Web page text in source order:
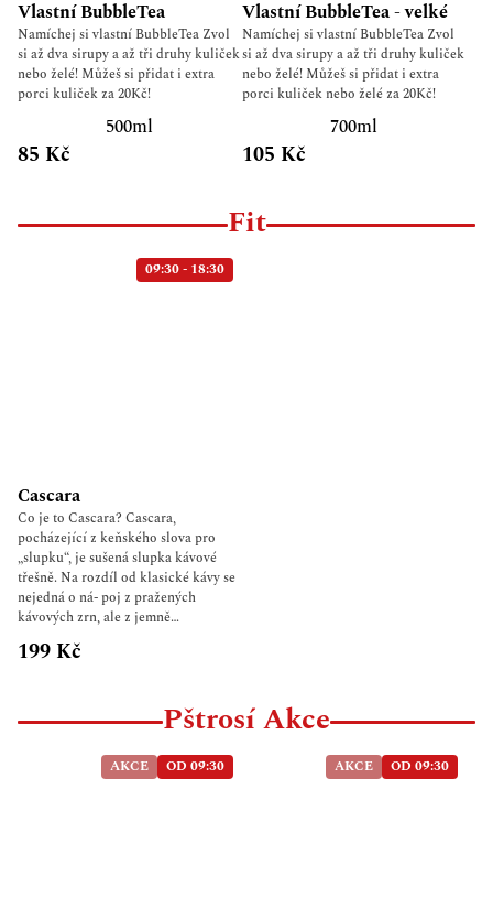
Vlastní BubbleTea
Namíchej si vlastní BubbleTea Zvol
si až dva sirupy a až tři druhy kuliček
nebo želé! Můžeš si přidat i extra
porci kuliček za 20Kč!
500ml
85 Kč
Vlastní BubbleTea - velké
Namíchej si vlastní BubbleTea Zvol
si až dva sirupy a až tři druhy kuliček
nebo želé! Můžeš si přidat i extra
porci kuliček nebo želé za 20Kč!
700ml
105 Kč
Fit
09:30 - 18:30
Cascara
Co je to Cascara? Cascara,
pocházející z keňského slova pro
„slupku“, je sušená slupka kávové
třešně. Na rozdíl od klasické kávy se
nejedná o ná- poj z pražených
kávových zrn, ale z jemně
Cascara kombinuje nejlepší ze světa
přirozený kofein. Její jemná sladkost
volbu pro ty, kteří hledají alternativu
ke klasické kávě nebo běžnému čaji.
199 Kč
Pštrosí Akce
AKCE OD 09:30 AKCE OD 09:30